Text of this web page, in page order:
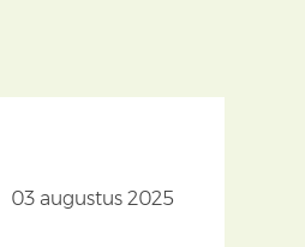
03 augustus 2025